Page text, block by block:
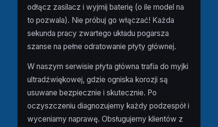
odłącz zasilacz i wyjmij baterię (o ile model na
to pozwala). Nie próbuj go włączać! Każda
sekunda pracy zwartego układu pogarsza
szanse na pełne odratowanie płyty głównej.
W naszym serwisie płyta główna trafia do myjki
ultradźwiękowej, gdzie ogniska korozji są
usuwane bezpiecznie i skutecznie. Po
oczyszczeniu diagnozujemy każdy podzespół i
wyceniamy naprawę. Obsługujemy klientów z